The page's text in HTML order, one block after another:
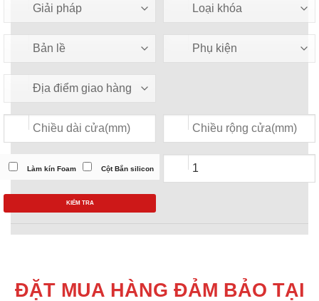
Làm kín Foam Cột Bắn silicon
KIỂM TRA
ĐẶT MUA HÀNG ĐẢM BẢO TẠI